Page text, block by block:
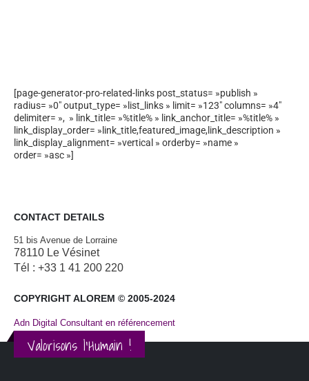
[page-generator-pro-related-links post_status= »publish »
radius= »0″ output_type= »list_links » limit= »123″ columns= »4″
delimiter= », » link_title= »%title% » link_anchor_title= »%title% »
link_display_order= »link_title,featured_image,link_description »
link_display_alignment= »vertical » orderby= »name »
order= »asc »]
CONTACT DETAILS
51 bis Avenue de Lorraine
78110 Le Vésinet
Tél : +33 1 41 200 220
COPYRIGHT ALOREM © 2005-2024
Adn Digital Consultant en référencement
Valorisons l'Humain !